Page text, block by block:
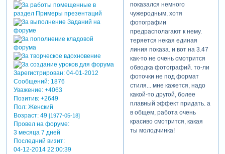
Зарегистрирован: 04-01-2012
Сообщений:1876
Уважение: +4063
Позитив: +2649
Пол:Женский
Возраст:49 [1977-05-18]
Провел на форуме:
3 месяца 7 дней
Последний визит:
04-12-2014 22:00:39
показался немного
чужеродным, хотя
фотографии
предрасполагают к нему.
теряется некая единая
линия показа. и вот на 3.47
как-то не очень смотрится
обводка фотографий. то-ли
фоточки не под формат
стиля... мне кажется, надо
какой-то другой, более
плавный эффект придать. а
в общем, работа очень
красиво смотрится, какая
ты молодчинка!